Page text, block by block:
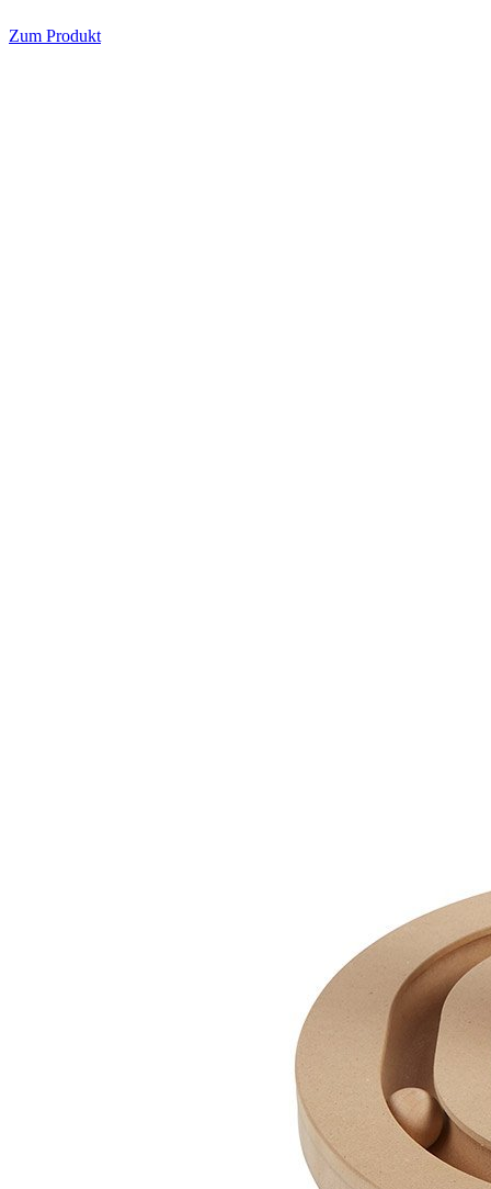
Zum Produkt